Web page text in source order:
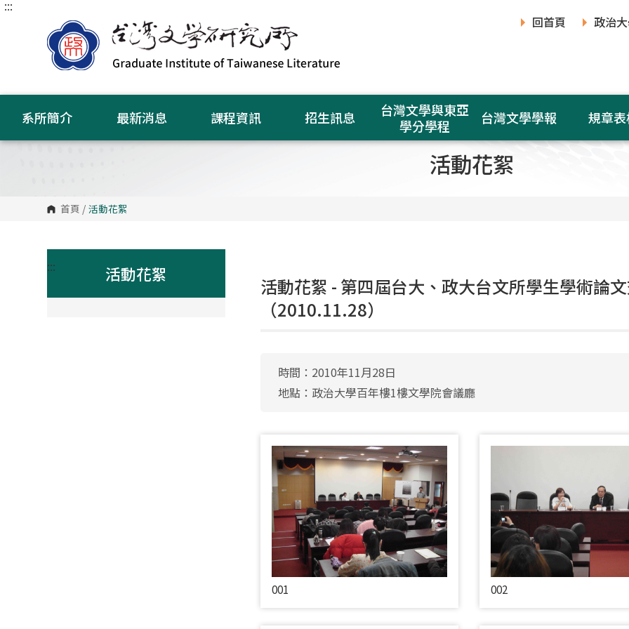
跳
:::
回首頁
政治
系所簡介 最新消息 課程資訊 招生訊息
台灣文學與東亞
學分學程
台灣文學學報 規章
活動花絮
首頁 / 活動花絮
活動花絮
:::
活動花絮 - 第四屆台大、政大台文所學生學術論
（2010.11.28）
時間：2010年11月28日
地點：政治大學百年樓1樓文學院會議廳
001 002